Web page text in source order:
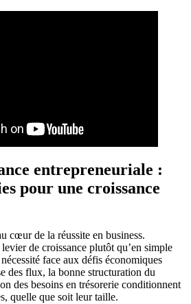
entrepreneuriale :
pour une croissance
cœur de la réussite en business.
de croissance plutôt qu’en simple
face aux défis économiques
des flux, la bonne structuration du
des besoins en trésorerie conditionnent
quelle que soit leur taille.